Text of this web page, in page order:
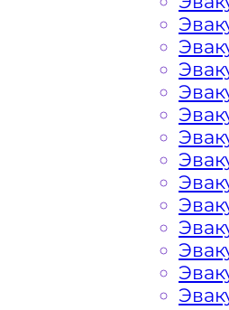
Как
Перевозка
дешево,
решить
вам свои услуги
найдете все, что
доступные цены,
большим опытом